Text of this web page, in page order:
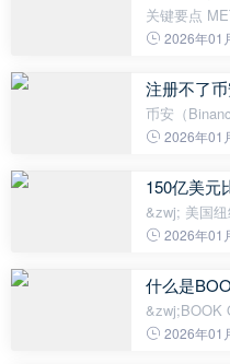
关键要点
日进行。社
为治理和实
2026年01
注册不了
币安（
之一，凭借
大陆用户在
2026年01
150亿美元
&zwj; 美国
界掀起巨浪
控制的
2026年01
什么是
&zwj;BOOK
包画廊，由
2026年01